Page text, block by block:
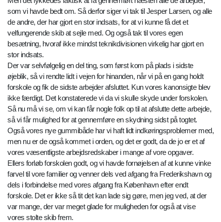
som vi havde bedt om. Så derfor siger vi tak til Jesper Larsen, og alle
de andre, der har gjort en stor indsats, for at vi kunne få det et
velfungerende skib at sejle med. Og også tak til vores egen
besætning, hvoraf ikke mindst teknikdivisionen virkelig har gjort en
stor indsats.
Der var selvfølgelig en del ting, som først kom på plads i sidste
øjeblik, så vi rendte lidt i vejen for hinanden, når vi på en gang holdt
forskole og fik de sidste arbejder afsluttet. Kun vores kanonsigte blev
ikke færdigt. Det konstaterede vi da vi skulle skyde under forskolen.
Så nu må vi se, om vi kan får nogle folk op til at afslutte dette arbejde,
så vi får mulighed for at gennemføre en skydning sidst på togtet.
Også vores nye gummibåde har vi haft lidt indkøringsproblemer med,
men nu er de også kommet i orden, og det er godt, da de jo er et af
vores væsentligste arbejdsredskaber i mange af vore opgaver.
Ellers forløb forskolen godt, og vi havde fornøjelsen af at kunne vinke
farvel til vore familier og venner dels ved afgang fra Frederikshavn og
dels i forbindelse med vores afgang fra København efter endt
forskole. Det er ikke så tit det kan lade sig gøre, men jeg ved, at der
var mange, der var meget glade for muligheden for også at vise
vores stolte skib frem.